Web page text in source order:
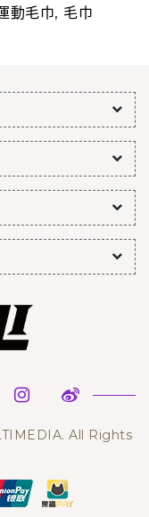
動毛巾, 毛巾
All Rights